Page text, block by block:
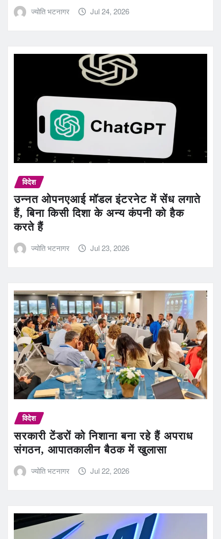
ज्योति भटनागर Jul 24, 2026
विदेश
उन्नत ओपनएआई मॉडल इंटरनेट में सेंध लगाते
हैं, बिना किसी दिशा के अन्य कंपनी को हैक
करते हैं
ज्योति भटनागर Jul 23, 2026
विदेश
सरकारी टेंडरों को निशाना बना रहे हैं अपराध
संगठन, आपातकालीन बैठक में खुलासा
ज्योति भटनागर Jul 22, 2026